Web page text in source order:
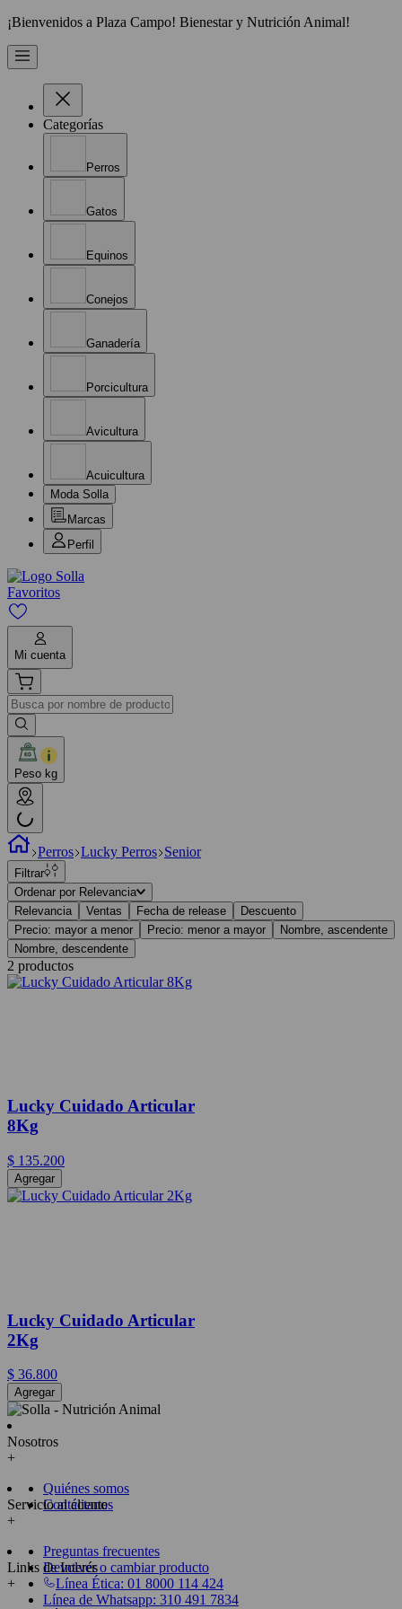
¡Bienvenidos a Plaza Campo! Bienestar y Nutrición Animal!
Categorías
Perros
Gatos
Equinos
Conejos
Ganadería
Porcicultura
Avicultura
Acuicultura
Moda Solla
Marcas
Perfil
Favoritos
Mi cuenta
Peso kg
Perros Lucky Perros Senior
Filtrar
Ordenar por Relevancia
Relevancia
Ventas Fecha de release
Descuento
Precio: mayor a menor
Precio: menor a mayor
Nombre, ascendente
Nombre, descendente
2 productos
Lucky Cuidado Articular
8Kg
$ 135.200
Agregar
Lucky Cuidado Articular
2Kg
$ 36.800
Agregar
Nosotros
+
Quiénes somos
Contáctanos
Servicio al cliente
+
Preguntas frecuentes
Devolver o cambiar producto
Línea Ética: 01 8000 114 424
Línea de Whatsapp: 310 491 7834
Links de Interés
+